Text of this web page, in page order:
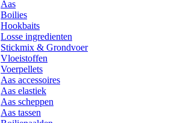
Aas
Boilies
Hookbaits
Losse ingredienten
Stickmix & Grondvoer
Vloeistoffen
Voerpellets
Aas accessoires
Aas elastiek
Aas scheppen
Aas tassen